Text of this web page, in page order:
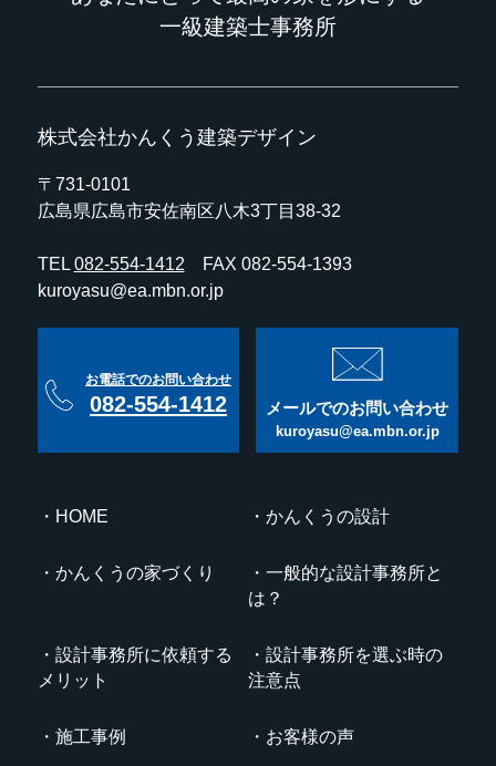
一級建築士事務所
株式会社かんくう建築デザイン
〒731-0101
広島県広島市安佐南区八木3丁目38-32
TEL 082-554-1412 FAX 082-554-1393
kuroyasu@ea.mbn.or.jp
お電話でのお問い合わせ
082-554-1412 メールでのお問い合わせ
kuroyasu@ea.mbn.or.jp
HOME かんくうの設計
かんくうの家づくり
一般的な設計事務所と
は？
設計事務所に依頼する
メリット
設計事務所を選ぶ時の
注意点
施工事例 お客様の声